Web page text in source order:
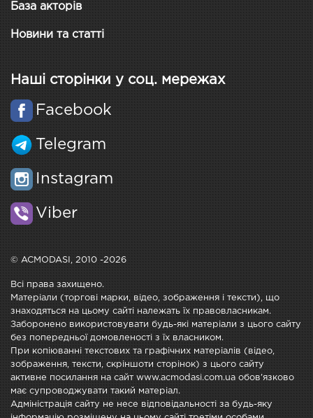
База акторів
Новини та статті
Наші сторінки у соц. мережах
Facebook
Telegram
Instagram
Viber
© ACMODASI, 2010 -2026
Всі права захищено.
Матеріали (торгові марки, відео, зображення і тексти), що
знаходяться на цьому сайті належать їх правовласникам.
Заборонено використовувати будь-які матеріали з цього сайту
без попередньої домовленості з їх власником.
При копіюванні текстових та графічних матеріалів (відео,
зображення, тексти, скріншоти сторінок) з цього сайту
активне посилання на сайт www.acmodasi.com.ua обов'язково
має супроводжувати такий матеріал.
Адміністрація сайту не несе відповідальності за будь-яку